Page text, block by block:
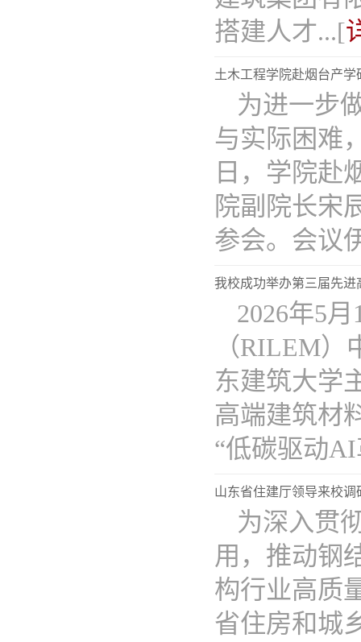
搭建人才...[
土木工程学院赴烟台产学
为进一步
与实际困难
日，学院赴
院副院长宋
参会。会议
我校成功举办第三届先
2026年5
（RILEM
东建筑大学
高端建筑材
“低碳驱动
山东省住建厅领导来校
为深入贯
用，推动钢
构行业高质
省住房和城